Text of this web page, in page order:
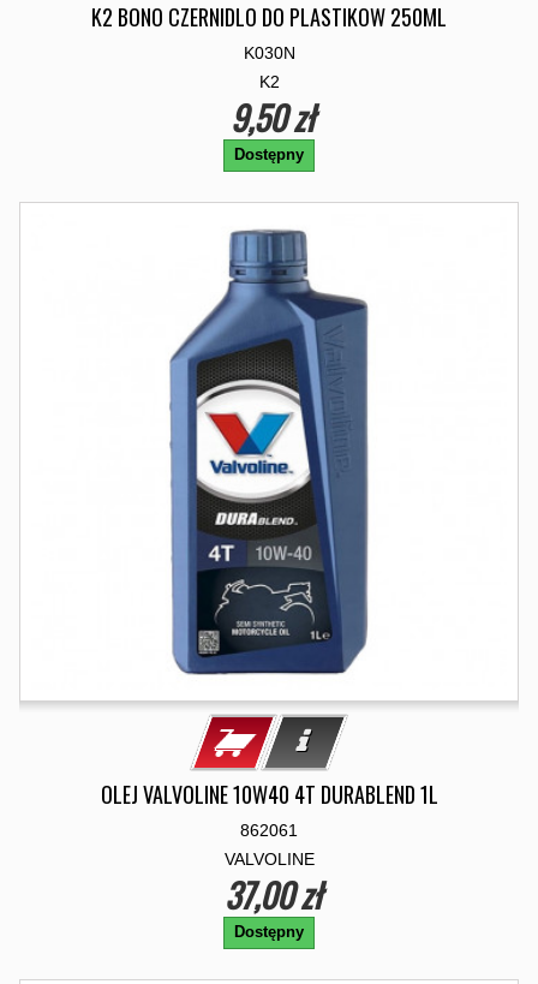
K2 BONO CZERNIDLO DO PLASTIKOW 250ML
K030N
K2
9,50 zł
Dostępny
OLEJ VALVOLINE 10W40 4T DURABLEND 1L
862061
VALVOLINE
37,00 zł
Dostępny